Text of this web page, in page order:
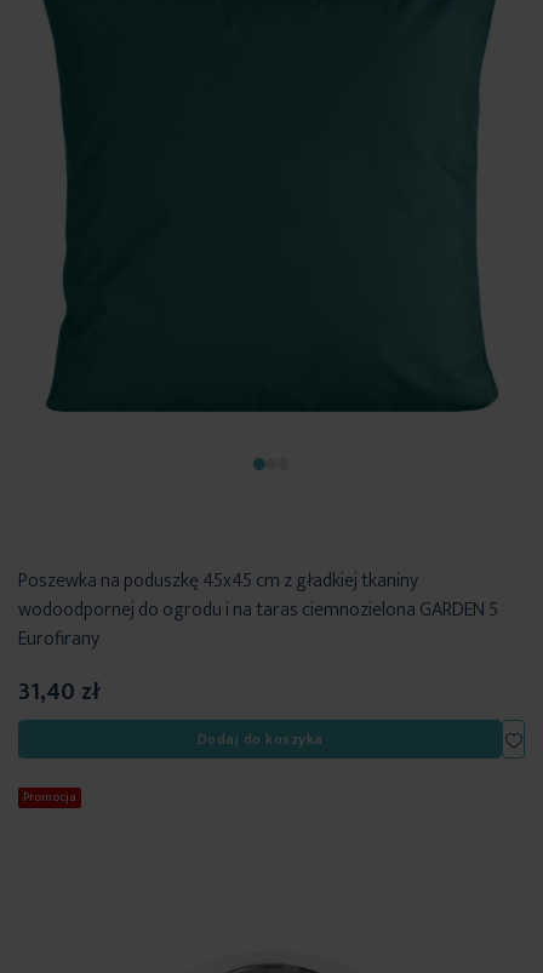
Poszewka na poduszkę 45x45 cm z gładkiej tkaniny
wodoodpornej do ogrodu i na taras ciemnozielona GARDEN 5
Eurofirany
31,40 zł
Dodaj do koszyka
Promocja